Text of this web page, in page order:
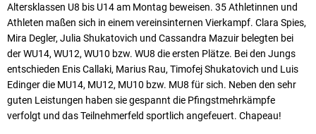
Altersklassen U8 bis U14 am Montag beweisen. 35 Athletinnen und
Athleten maßen sich in einem vereinsinternen Vierkampf. Clara Spies,
Mira Degler, Julia Shukatovich und Cassandra Mazuir belegten bei
der WU14, WU12, WU10 bzw. WU8 die ersten Plätze. Bei den Jungs
entschieden Enis Callaki, Marius Rau, Timofej Shukatovich und Luis
Edinger die MU14, MU12, MU10 bzw. MU8 für sich. Neben den sehr
guten Leistungen haben sie gespannt die Pfingstmehrkämpfe
verfolgt und das Teilnehmerfeld sportlich angefeuert. Chapeau!